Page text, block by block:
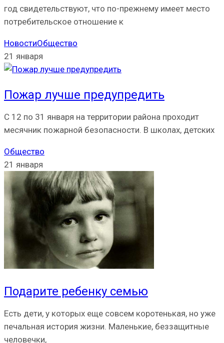
год свидетельствуют, что по-прежнему имеет место
потребительское отношение к
НовостиОбщество
21 января
Пожар лучше предупредить
С 12 по 31 января на территории района проходит
месячник пожарной безопасности. В школах, детских
Общество
21 января
Подарите ребенку семью
Есть дети, у которых еще совсем коротенькая, но уже
печальная история жизни. Маленькие, беззащитные
человечки,